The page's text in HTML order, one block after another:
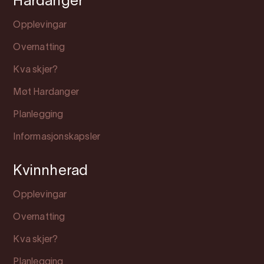
Opplevingar
Overnatting
Kva skjer?
Møt Hardanger
Planlegging
Informasjonskapsler
Kvinnherad
Opplevingar
Overnatting
Kva skjer?
Planlegging